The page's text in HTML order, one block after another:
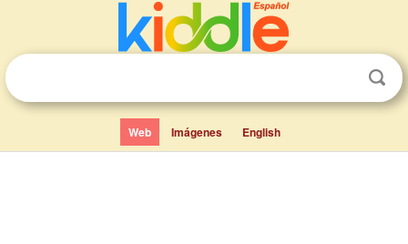
Web Imágenes English